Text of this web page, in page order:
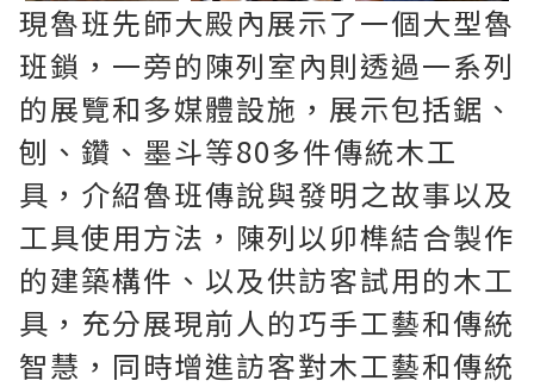
現魯班先師大殿內展示了一個大型魯
班鎖，一旁的陳列室內則透過一系列
的展覽和多媒體設施，展示包括鋸、
刨、鑽、墨斗等80多件傳統木工
具，介紹魯班傳說與發明之故事以及
工具使用方法，陳列以卯榫結合製作
的建築構件、以及供訪客試用的木工
具，充分展現前人的巧手工藝和傳統
智慧，同時增進訪客對木工藝和傳統